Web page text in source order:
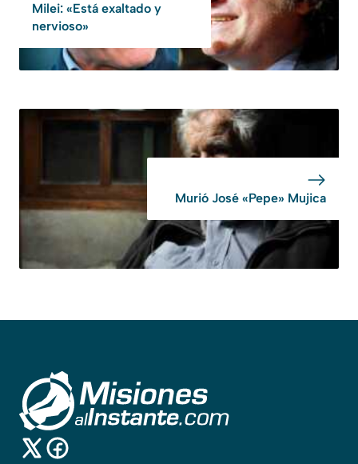
Milei: «Está exaltado y
nervioso»
Murió José «Pepe» Mujica